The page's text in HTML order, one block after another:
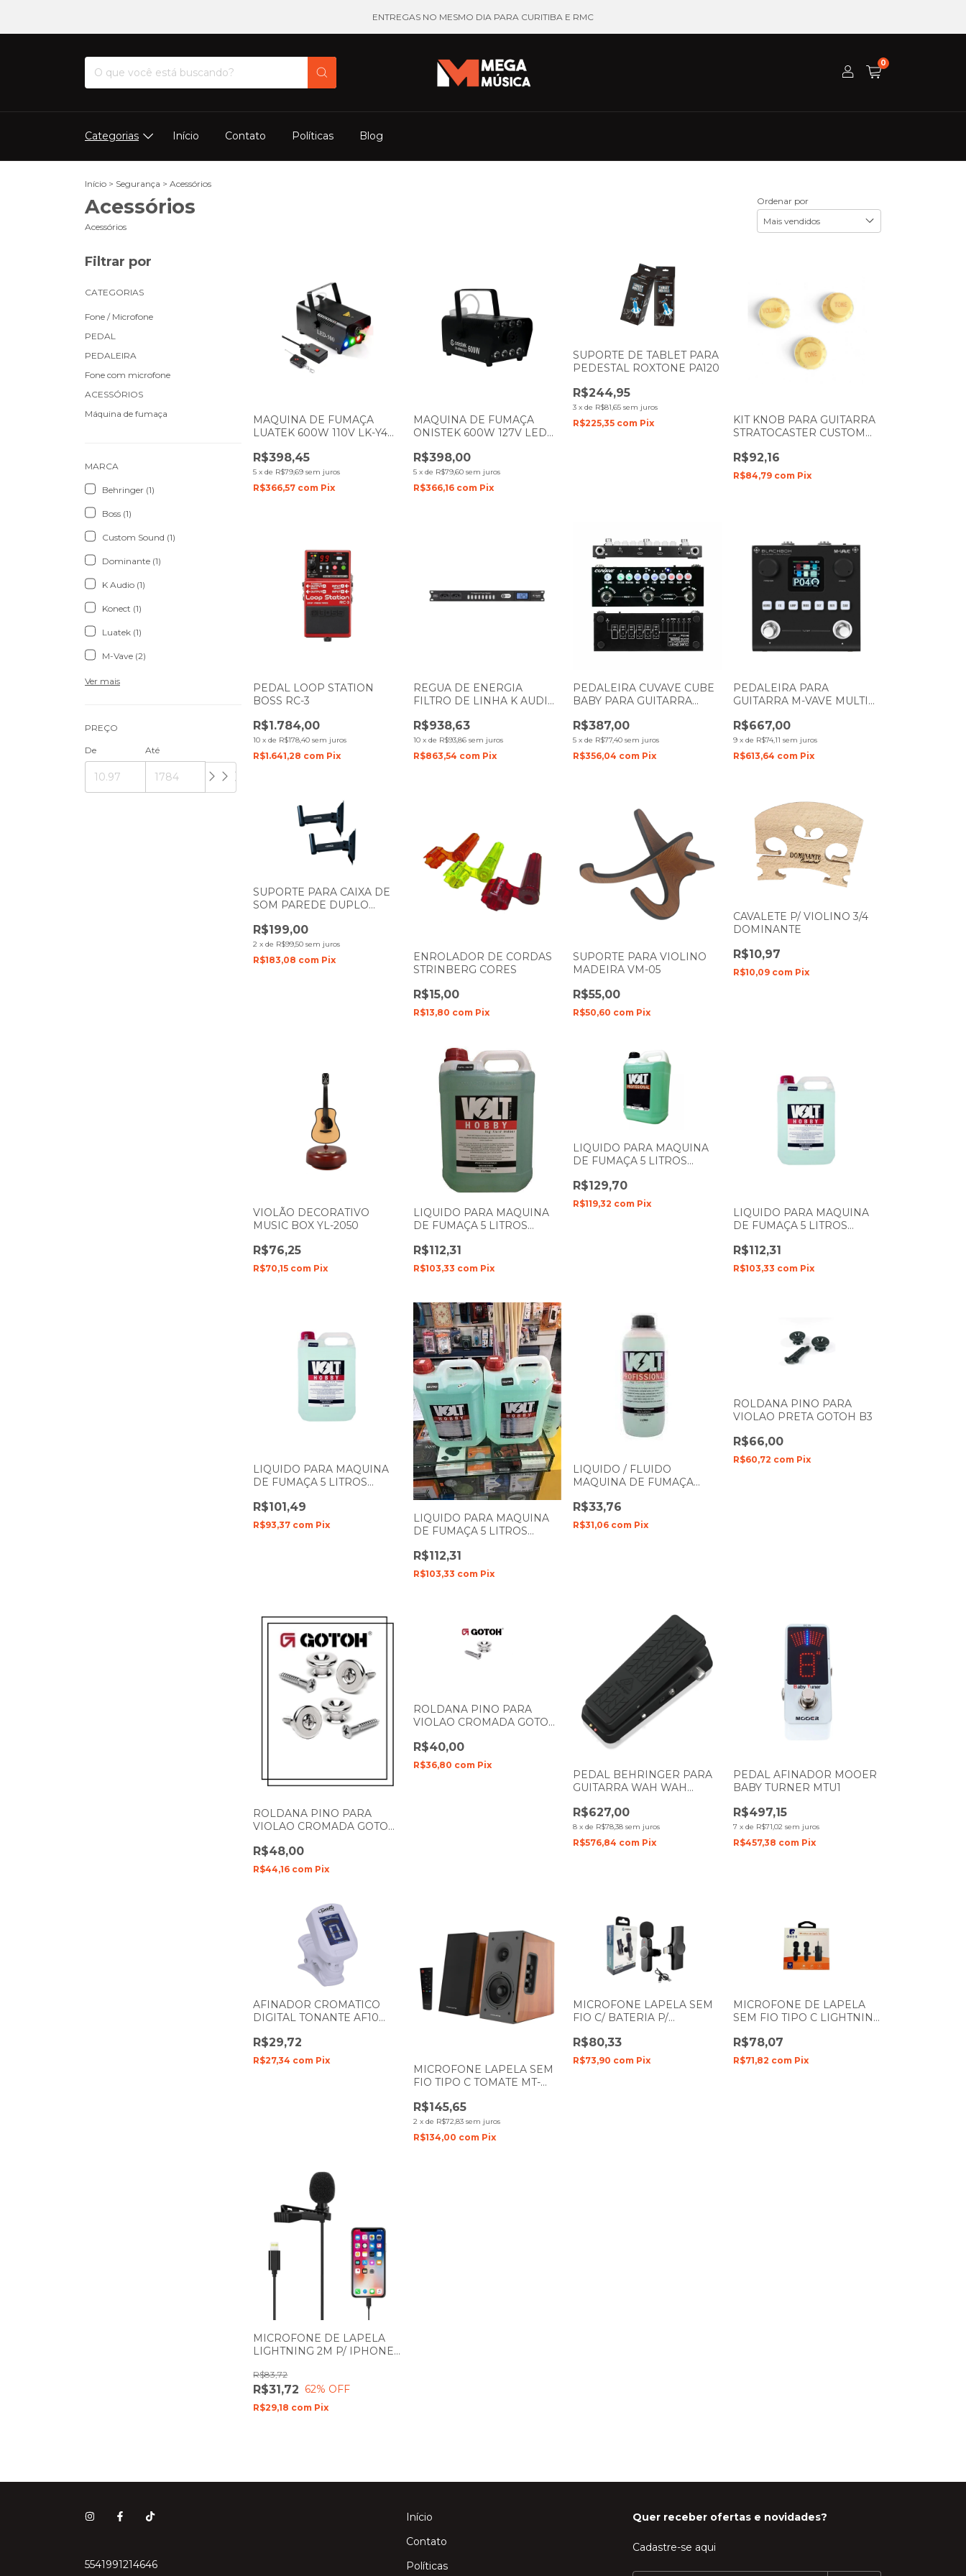
ENTREGAS NO MESMO DIA PARA CURITIBA E RMC
0
Categorias Início Contato Políticas Blog
Início > Segurança > Acessórios
Acessórios
Acessórios
Ordenar por
Filtrar por
CATEGORIAS
Fone / Microfone
PEDAL
PEDALEIRA
Fone com microfone
ACESSÓRIOS
Máquina de fumaça
MARCA
Behringer (1)
Boss (1)
Custom Sound (1)
Dominante (1)
K Audio (1)
Konect (1)
Luatek (1)
M-Vave (2)
Ver mais
PREÇO
De Até
MAQUINA DE FUMAÇA
LUATEK 600W 110V LK-Y4
R$398,45
5 xde R$79,69 sem juros
R$366,57 com Pix
MAQUINA DE FUMAÇA
ONISTEK 600W 127V LED
R$398,00
5 x de R$79,60 sem juros
R$366,16 com Pix
SUPORTE DE TABLET PARA
PEDESTAL ROXTONE PA120
R$244,95
3 xde R$81,65 sem juros
R$225,35 com Pix
KIT KNOB PARA GUITARRA
STRATOCASTER CUSTOM
R$92,16
R$84,79 com Pix
PEDAL LOOP STATION
BOSS RC-3
R$1.784,00
10 xde R$178,40 sem juros
R$1.641,28 com Pix
REGUA DE ENERGIA
FILTRO DE LINHA K AUDIO
2500W
R$938,63
10 x de R$93,86 sem juros
R$863,54 com Pix
PEDALEIRA CUVAVE CUBE
BABY PARA GUITARRA
R$387,00
5 xde R$77,40 sem juros
R$356,04 com Pix
PEDALEIRA PARA
GUITARRA M-VAVE MULTI
R$667,00
9 x de R$74,11 sem juros
R$613,64 com Pix
SUPORTE PARA CAIXA DE
SOM PAREDE DUPLO
R$199,00
2 xde R$99,50 sem juros
R$183,08 com Pix
ENROLADOR DE CORDAS
STRINBERG CORES
R$15,00
R$13,80 com Pix
SUPORTE PARA VIOLINO
MADEIRA VM-05
R$55,00
R$50,60 com Pix
CAVALETE P/ VIOLINO 3/4
DOMINANTE
R$10,97
R$10,09 com Pix
VIOLÃO DECORATIVO
MUSIC BOX YL-2050
R$76,25
R$70,15 com Pix
LIQUIDO PARA MAQUINA
DE FUMAÇA 5 LITROS
R$112,31
R$103,33 com Pix
LIQUIDO PARA MAQUINA
DE FUMAÇA 5 LITROS
VOLT
R$129,70
R$119,32 com Pix
LIQUIDO PARA MAQUINA
DE FUMAÇA 5 LITROS
R$112,31
R$103,33 com Pix
LIQUIDO PARA MAQUINA
DE FUMAÇA 5 LITROS
R$101,49
R$93,37 com Pix
LIQUIDO PARA MAQUINA
DE FUMAÇA 5 LITROS
R$112,31
R$103,33 com Pix
LIQUIDO / FLUIDO
MAQUINA DE FUMAÇA
VOLT DENSO
R$33,76
R$31,06 com Pix
ROLDANA PINO PARA
VIOLAO PRETA GOTOH B3
R$66,00
R$60,72 com Pix
ROLDANA PINO PARA
VIOLAO CROMADA GOTOH
R$48,00
R$44,16 com Pix
ROLDANA PINO PARA
VIOLAO CROMADA GOTOH
R$40,00
R$36,80 com Pix
PEDAL BEHRINGER PARA
GUITARRA WAH WAH
R$627,00
8 xde R$78,38 sem juros
R$576,84 com Pix
PEDAL AFINADOR MOOER
BABY TURNER MTU1
R$497,15
7 x de R$71,02 sem juros
R$457,38 com Pix
AFINADOR CROMATICO
DIGITAL TONANTE AF10
R$29,72
R$27,34 com Pix
MICROFONE LAPELA SEM
FIO TIPO C TOMATE MT-
RECARREGAVEL
R$145,65
2 x de R$72,83 sem juros
R$134,00 com Pix
MICROFONE LAPELA SEM
FIO C/ BATERIA P/
LIGHTNING ONISTEK
MC802
R$80,33
R$73,90 com Pix
MICROFONE DE LAPELA
SEM FIO TIPO C LIGHTNING
2900
R$78,07
R$71,82 com Pix
MICROFONE DE LAPELA
LIGHTNING 2M P/ IPHONE
R$31,72
R$83,72
62% OFF
R$29,18 com Pix
5541991214646
Início
Contato
Políticas
Quer receber ofertas e novidades?
Cadastre-se aqui